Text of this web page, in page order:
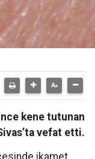
kene tutunan
vefat etti.
ikamet